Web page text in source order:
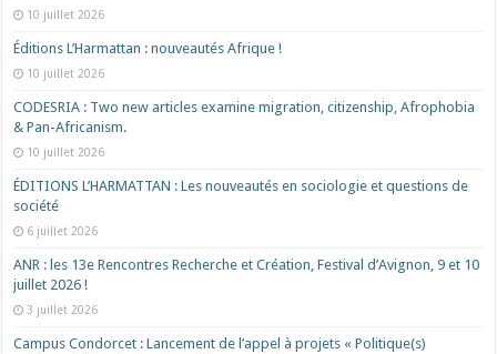
10 juillet 2026
Éditions L’Harmattan : nouveautés Afrique !​
10 juillet 2026
CODESRIA : Two new articles examine migration, citizenship, Afrophobia
& Pan-Africanism.
10 juillet 2026
ÉDITIONS L’HARMATTAN : Les nouveautés en sociologie et questions de
société
6 juillet 2026
ANR : les 13e Rencontres Recherche et Création, Festival d’Avignon, 9 et 10
juillet 2026 !
3 juillet 2026
Campus Condorcet : Lancement de l’appel à projets « Politique(s)